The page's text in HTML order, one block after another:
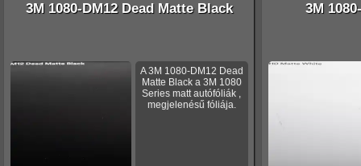
3M 1080-DM12 Dead Matte Black
A 3M 1080-DM12 Dead
Matte Black a 3M 1080
Series matt autófóliák ,
megjelenésű fóliája.
3M